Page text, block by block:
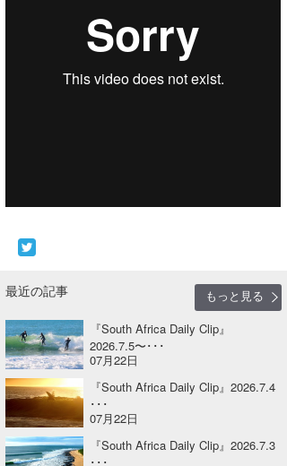
最近の記事
もっと見る
『South Africa Daily Clip』
2026.7.5〜･･･
07月22日
『South Africa Daily Clip』2026.7.4
･･･
07月22日
『South Africa Daily Clip』2026.7.3
･･･
Naoya Kimoto
Yasunari Inoue
Yoshiyuki Obata
arukasvision
DELTA FORCE SURF
CBA Films
メディア
Colors MAGAZINE
WAVAL
福島寿実子
中浦“JET”章
嵯峨明日香
進士剛光
田原啓江
波伝説スタッフ
☆加藤
+☆maki☆+
Aichan
chan-U
波伝説